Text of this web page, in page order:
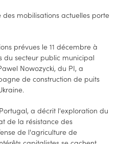
mobilisations actuelles porte
prévues le 11 décembre à
du secteur public municipal
Nowozycki, du PI, a
de construction de puits
a décrit l'exploration du
de la résistance des
de l'agriculture de